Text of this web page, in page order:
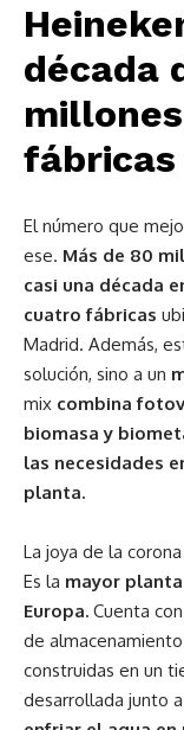
década
El número que
ese. Más de 80
casi una década
cuatro fábricas
Madrid. Además,
solución, sino a un
mix combina
biomasa y
las necesidades
planta.
La joya de la
Es la mayor
Europa. Cuenta
de
construidas en un
desarrollada junto a